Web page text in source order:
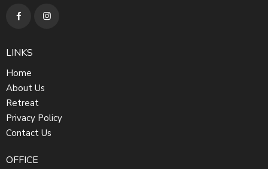
LINKS
Home
About Us
Retreat
Privacy Policy
Contact Us
OFFICE